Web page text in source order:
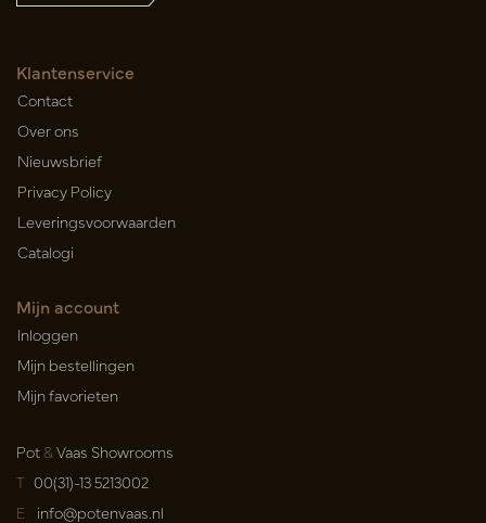
Klantenservice
Contact
Over ons
Nieuwsbrief
Privacy Policy
Leveringsvoorwaarden
Catalogi
Mijn account
Inloggen
Mijn bestellingen
Mijn favorieten
Pot&Vaas Showrooms
T 00(31)-13 5213002
E info@potenvaas.nl